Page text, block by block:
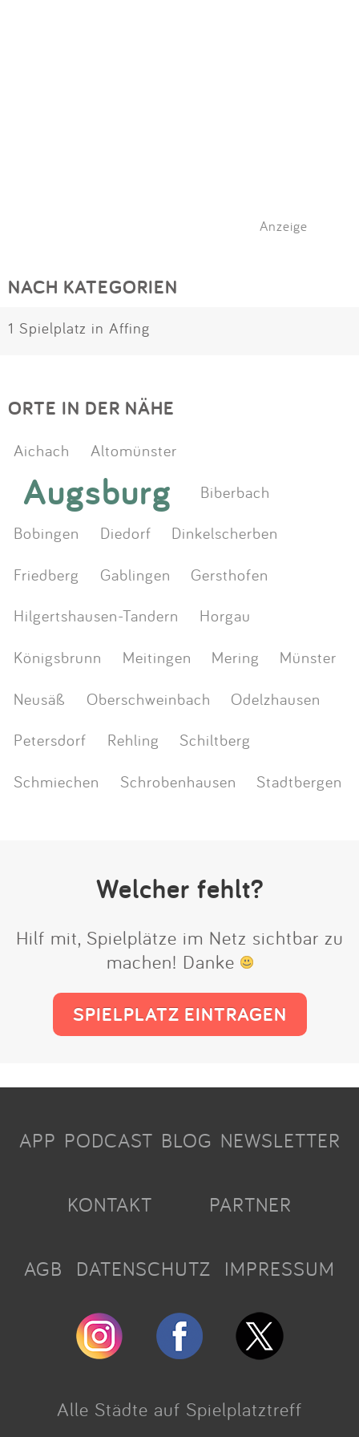
Anzeige
NACH KATEGORIEN
1 Spielplatz in Affing
ORTE IN DER NÄHE
Aichach Altomünster
Augsburg
Biberbach
Bobingen
Diedorf
Dinkelscherben
Friedberg
Gablingen
Gersthofen
Hilgertshausen-Tandern
Horgau
Königsbrunn
Meitingen Mering
Münster
Neusäß
Oberschweinbach
Odelzhausen
Petersdorf
Rehling
Schiltberg
Schmiechen
Schrobenhausen Stadtbergen
Welcher fehlt?
Hilf mit, Spielplätze im Netz sichtbar zu
machen! Danke
SPIELPLATZ EINTRAGEN
APP PODCAST BLOG NEWSLETTER
KONTAKT PARTNER
AGB DATENSCHUTZ IMPRESSUM
Alle Städte auf Spielplatztreff